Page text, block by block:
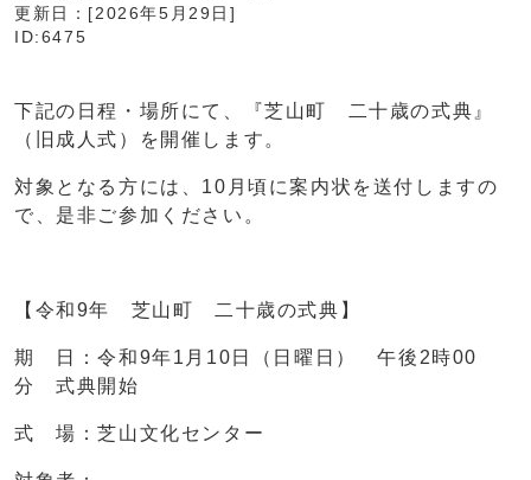
更新日：[2026年5月29日]
ID:6475
下記の日程・場所にて、『芝山町 二十歳の式典』
（旧成人式）を開催します。
対象となる方には、10月頃に案内状を送付しますの
で、是非ご参加ください。
【令和9年 芝山町 二十歳の式典】
期 日：令和9年1月10日（日曜日） 午後2時00
分 式典開始
式 場：芝山文化センター